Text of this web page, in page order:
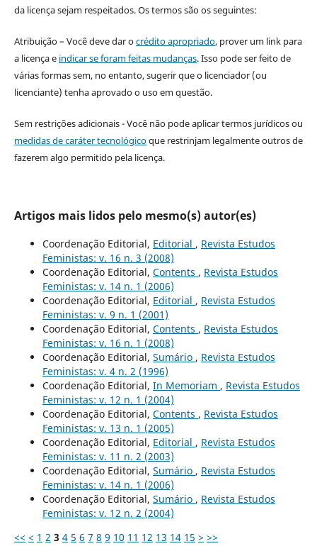
da licença sejam respeitados. Os termos são os seguintes:
Atribuição – Você deve dar ocrédito apropriado, prover um link para
a licença e indicar se foram feitas mudanças. Isso pode ser feito de
várias formas sem, no entanto, sugerir que o licenciador (ou
licenciante) tenha aprovado o uso em questão.
Sem restrições adicionais - Você não pode aplicar termos jurídicos ou
medidas de caráter tecnológicoque restrinjam legalmente outros de
fazerem algo permitido pela licença.
Artigos mais lidos pelo mesmo(s) autor(es)
Coordenação Editorial, Editorial , Revista Estudos
Feministas: v. 16 n. 3 (2008)
Coordenação Editorial, Contents , Revista Estudos
Feministas: v. 14 n. 1 (2006)
Coordenação Editorial, Editorial , Revista Estudos
Feministas: v. 9 n. 1 (2001)
Coordenação Editorial, Contents , Revista Estudos
Feministas: v. 16 n. 1 (2008)
Coordenação Editorial, Sumário , Revista Estudos
Feministas: v. 4 n. 2 (1996)
Coordenação Editorial, In Memoriam , Revista Estudos
Feministas: v. 12 n. 1 (2004)
Coordenação Editorial, Contents , Revista Estudos
Feministas: v. 13 n. 1 (2005)
Coordenação Editorial, Editorial , Revista Estudos
Feministas: v. 11 n. 2 (2003)
Coordenação Editorial, Sumário , Revista Estudos
Feministas: v. 14 n. 1 (2006)
Coordenação Editorial, Sumário , Revista Estudos
Feministas: v. 12 n. 2 (2004)
<< < 1 2 3 4 5 6 7 8 9 10 11 12 13 14 15 > >>